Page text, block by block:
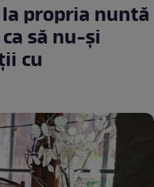
propria nuntă
să nu-și
cu